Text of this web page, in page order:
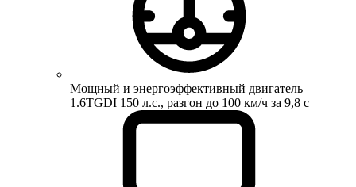
Мощный и энергоэффективный двигатель
1.6TGDI 150 л.с., разгон до 100 км/ч за 9,8 с